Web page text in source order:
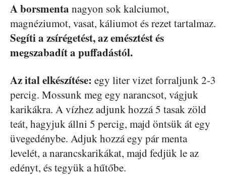
A borsmenta nagyon sok kalciumot,
magnéziumot, vasat, káliumot és rezet tartalmaz.
Segíti a zsírégetést, az emésztést és
megszabadít a puffadástól.
Az ital elkészítése: egy liter vizet forraljunk 2-3
percig. Mossunk meg egy narancsot, vágjuk
karikákra. A vízhez adjunk hozzá 5 tasak zöld
teát, hagyjuk állni 5 percig, majd öntsük át egy
üvegedénybe. Adjuk hozzá egy pár menta
levelét, a narancskarikákat, majd fedjük le az
edényt, és tegyük a hűtőbe.